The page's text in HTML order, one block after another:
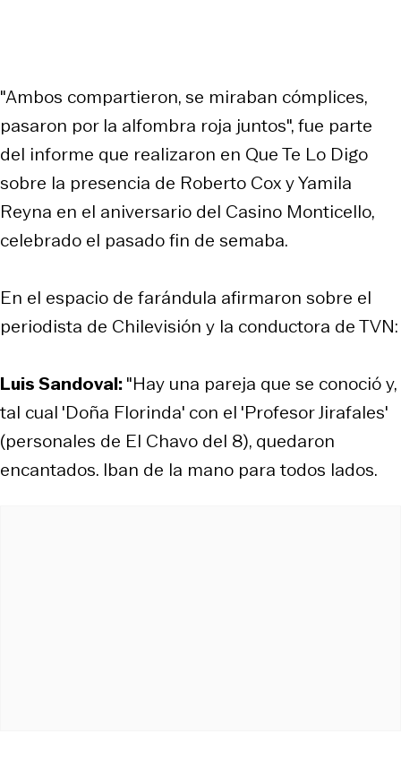
"Ambos compartieron, se miraban cómplices,
pasaron por la alfombra roja juntos", fue parte
del informe que realizaron en Que Te Lo Digo
sobre la presencia de Roberto Cox y Yamila
Reyna en el aniversario del Casino Monticello,
celebrado el pasado fin de semaba.
En el espacio de farándula afirmaron sobre el
periodista de Chilevisión y la conductora de TVN:
Luis Sandoval:"Hay una pareja que se conoció y,
tal cual 'Doña Florinda' con el 'Profesor Jirafales'
(personales de El Chavo del 8), quedaron
encantados. Iban de la mano para todos lados.